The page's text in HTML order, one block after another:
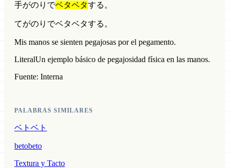
手がのりでベタベタする。
てがのりでベタベタする。
Mis manos se sienten pegajosas por el pegamento.
LiteralUn ejemplo básico de pegajosidad física en las manos.
Fuente: Interna
PALABRAS SIMILARES
ベトベト
betobeto
Textura y Tacto